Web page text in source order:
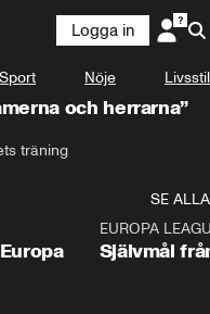
Logga in
Sport Nöje Livsstil
och herrarna”
träning
SE ALLA
EUROPA
Självmål